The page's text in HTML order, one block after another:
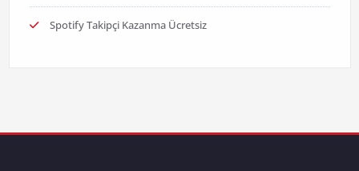
Spotify Takipçi Kazanma Ücretsiz